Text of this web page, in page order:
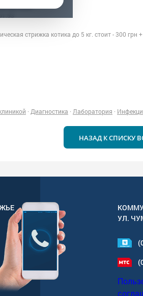
стрижка котика до 5 кг. стоит - 300
· Диагностика · Лаборатория ·
НАЗАД К СПИСКУ
УЛ.